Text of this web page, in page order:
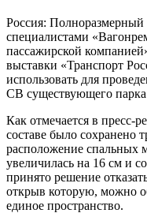
Россия:
специалистами
пассажирской
выставки «Транспорт
использовать для
СВ существующего парка
Как отмечается в пресс-
составе было сохранено
расположение спальных
увеличилась на 16 см и
принято решение
открыв которую, можно
единое пространство.